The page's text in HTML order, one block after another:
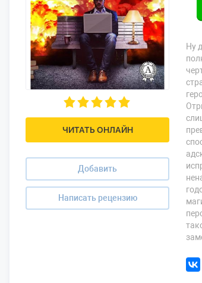
ЧИТАТЬ ОНЛАЙН
Добавить
Написать рецензию
Ну